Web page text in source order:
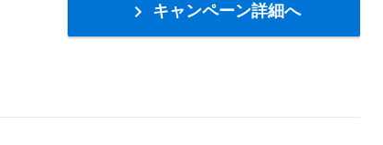
 キャンペーン詳細へ